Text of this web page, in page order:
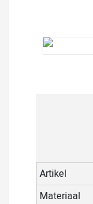
Artikel
Materiaal